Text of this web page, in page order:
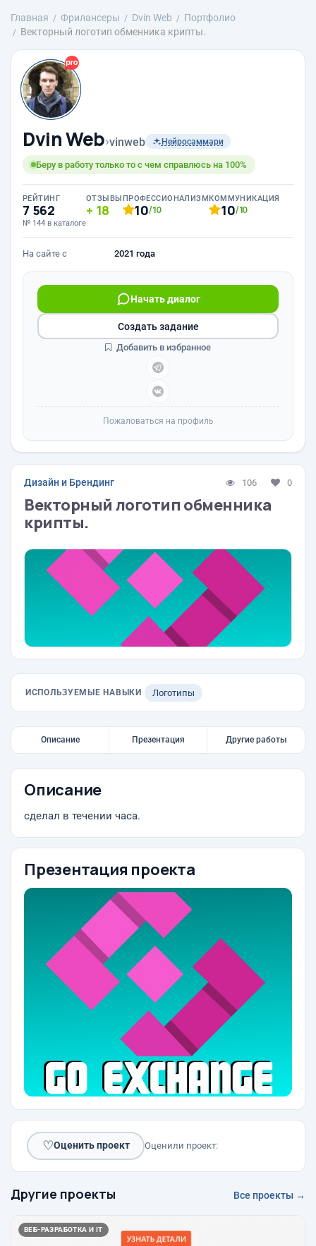
Главная Фрилансеры Dvin Web
Портфолио
Векторный логотип обменника крипты.
Dvin Web›vinweb Нейросаммари
Беру в работу только то с чем справлюсь на 100%
РЕЙТИНГ
7 562
№ 144 в каталоге
ОТЗЫВЫ
18
ПРОФЕССИОНАЛИЗМ
10/10
КОММУНИКАЦИЯ
10/10
На сайте с 2021 года
Начать диалог
Создать задание
Добавить в избранное
Пожаловаться на профиль
Дизайн и Брендинг 106 0
Векторный логотип обменника
крипты.
ИСПОЛЬЗУЕМЫЕ НАВЫКИ Логотипы
Описание Презентация Другие работы
Описание
сделал в течении часа.
Презентация проекта
♡Оценить проект Оценили проект:
Другие проекты Все проекты →
ВЕБ-РАЗРАБОТКА И IT